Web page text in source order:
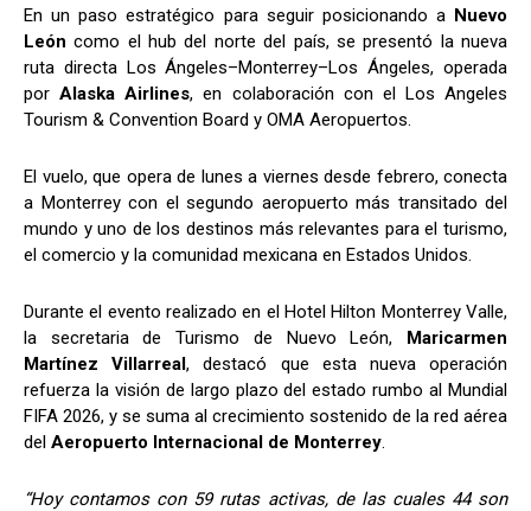
En un paso estratégico para seguir posicionando a Nuevo
León como el hub del norte del país, se presentó la nueva
ruta directa Los Ángeles–Monterrey–Los Ángeles, operada
porAlaska Airlines, en colaboración con el Los Angeles
Tourism & Convention Board y OMA Aeropuertos.
El vuelo, que opera de lunes a viernes desde febrero, conecta
a Monterrey con el segundo aeropuerto más transitado del
mundo y uno de los destinos más relevantes para el turismo,
el comercio y la comunidad mexicana en Estados Unidos.
Durante el evento realizado en el Hotel Hilton Monterrey Valle,
la secretaria de Turismo de Nuevo León, Maricarmen
Martínez Villarreal, destacó que esta nueva operación
refuerza la visión de largo plazo del estado rumbo al Mundial
FIFA 2026, y se suma al crecimiento sostenido de la red aérea
del Aeropuerto Internacional de Monterrey.
“Hoy contamos con 59 rutas activas, de las cuales 44 son